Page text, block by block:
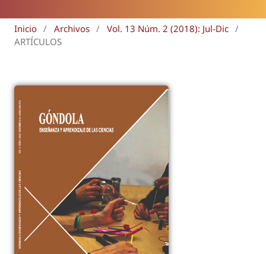
Inicio / Archivos / Vol. 13 Núm. 2 (2018): Jul-Dic /
ARTÍCULOS